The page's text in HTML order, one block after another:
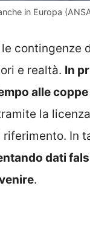
in Europa
contingenze
e realtà. In
alle
la
In
dati
.